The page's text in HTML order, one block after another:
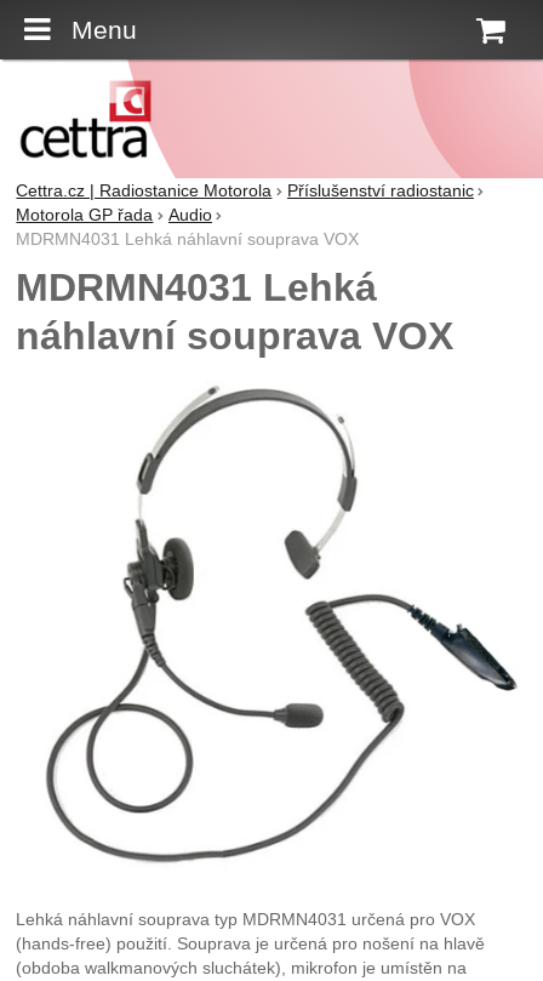
Menu
Cettra.cz | Radiostanice Motorola
Příslušenství radiostanic
Motorola GP řada
Audio
MDRMN4031 Lehká náhlavní souprava VOX
MDRMN4031 Lehká
náhlavní souprava VOX
Lehká náhlavní souprava typ MDRMN4031 určená pro VOX
(hands-free) použití. Souprava je určená pro nošení na hlavě
(obdoba walkmanových sluchátek), mikrofon je umístěn na